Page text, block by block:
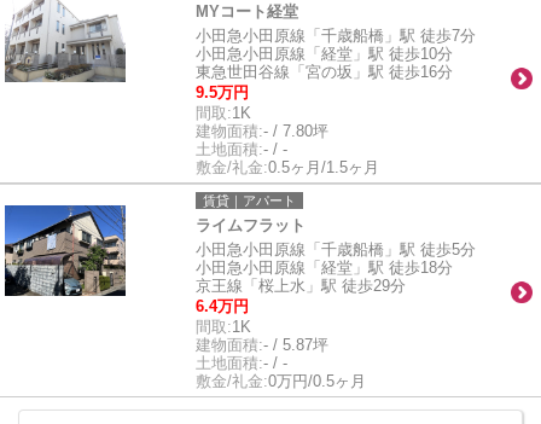
MYコート経堂
小田急小田原線「千歳船橋」駅 徒歩7分
小田急小田原線「経堂」駅 徒歩10分
東急世田谷線「宮の坂」駅 徒歩16分
9.5万円
間取:1K
建物面積:- / 7.80坪
土地面積:- / -
敷金/礼金:0.5ヶ月/1.5ヶ月
賃貸｜アパート
ライムフラット
小田急小田原線「千歳船橋」駅 徒歩5分
小田急小田原線「経堂」駅 徒歩18分
京王線「桜上水」駅 徒歩29分
6.4万円
間取:1K
建物面積:- / 5.87坪
土地面積:- / -
敷金/礼金:0万円/0.5ヶ月